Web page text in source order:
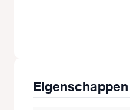
Eigenschappen